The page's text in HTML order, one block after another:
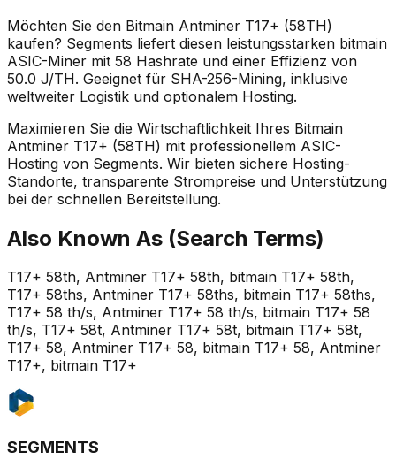
Möchten Sie den Bitmain Antminer T17+ (58TH)
kaufen? Segments liefert diesen leistungsstarken bitmain
ASIC-Miner mit 58 Hashrate und einer Effizienz von
50.0 J/TH. Geeignet für SHA-256-Mining, inklusive
weltweiter Logistik und optionalem Hosting.
Maximieren Sie die Wirtschaftlichkeit Ihres Bitmain
Antminer T17+ (58TH) mit professionellem ASIC-
Hosting von Segments. Wir bieten sichere Hosting-
Standorte, transparente Strompreise und Unterstützung
bei der schnellen Bereitstellung.
Also Known As (Search Terms)
T17+ 58th, Antminer T17+ 58th, bitmain T17+ 58th,
T17+ 58ths, Antminer T17+ 58ths, bitmain T17+ 58ths,
T17+ 58 th/s, Antminer T17+ 58 th/s, bitmain T17+ 58
th/s, T17+ 58t, Antminer T17+ 58t, bitmain T17+ 58t,
T17+ 58, Antminer T17+ 58, bitmain T17+ 58, Antminer
T17+, bitmain T17+
SEGMENTS